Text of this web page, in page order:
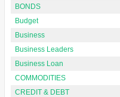
BONDS
Budget
Business
Business Leaders
Business Loan
COMMODITIES
CREDIT & DEBT